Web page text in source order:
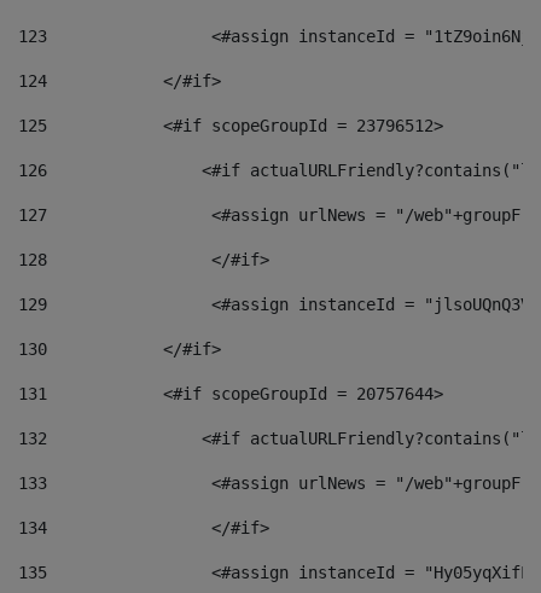
123
<#assign instanceId =
124
            </#if>
125
            <#if scopeGroupId = 23796512>
126
<#if
127
<#assign urlNews = "/
128
                 </#if>
129
<#assign instanceId =
130
            </#if>
131
            <#if scopeGroupId = 20757644>
132
<#if
133
<#assign urlNews = "/
134
                 </#if>
135
<#assign instanceId =